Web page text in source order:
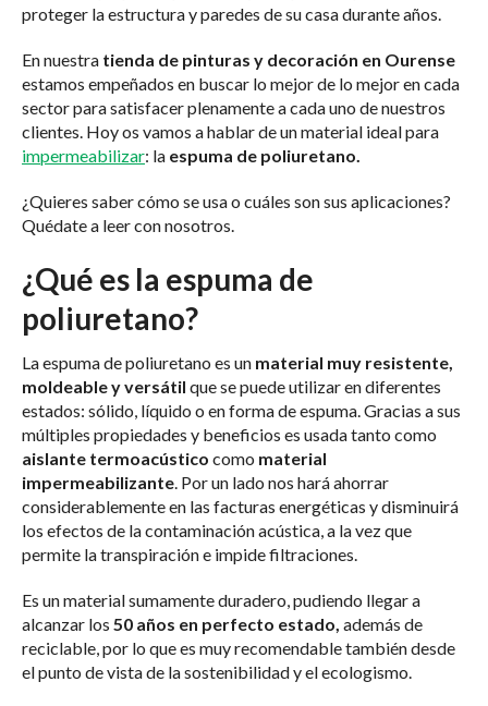
proteger la estructura y paredes de su casa durante años.
En nuestra tienda de pinturas y decoración en Ourense
estamos empeñados en buscar lo mejor de lo mejor en cada
sector para satisfacer plenamente a cada uno de nuestros
clientes. Hoy os vamos a hablar de un material ideal para
impermeabilizar: la espuma de poliuretano.
¿Quieres saber cómo se usa o cuáles son sus aplicaciones?
Quédate a leer con nosotros.
¿Qué es la espuma de
poliuretano?
La espuma de poliuretano es un material muy resistente,
moldeable y versátil que se puede utilizar en diferentes
estados: sólido, líquido o en forma de espuma. Gracias a sus
múltiples propiedades y beneficios es usada tanto como
aislante termoacústico como material
impermeabilizante. Por un lado nos hará ahorrar
considerablemente en las facturas energéticas y disminuirá
los efectos de la contaminación acústica, a la vez que
permite la transpiración e impide filtraciones.
Es un material sumamente duradero, pudiendo llegar a
alcanzar los 50 años en perfecto estado, además de
reciclable, por lo que es muy recomendable también desde
el punto de vista de la sostenibilidad y el ecologismo.